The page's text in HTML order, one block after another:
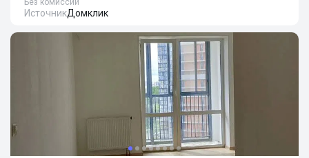
Без комиссии
ИсточникДомклик